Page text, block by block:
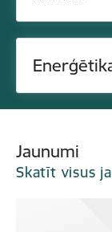
Jaunumi
Skatīt visus